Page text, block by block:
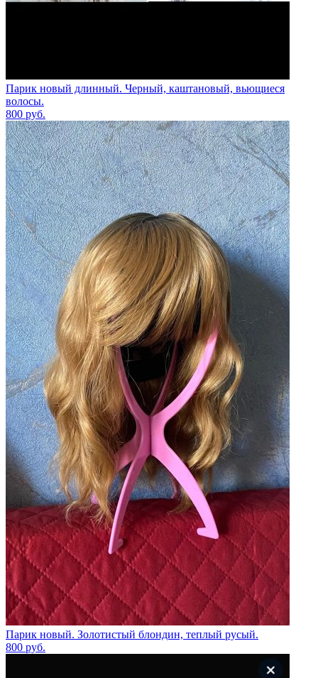
Парик новый длинный. Черный, каштановый, вьющиеся
волосы.
800 руб.
Парик новый. Золотистый блондин, теплый русый.
800 руб.